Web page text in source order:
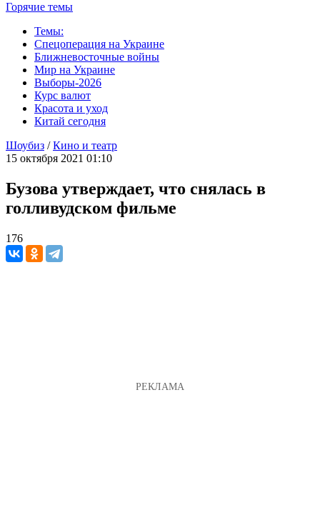
Горячие темы
Темы:
Спецоперация на Украине
Ближневосточные войны
Мир на Украине
Выборы-2026
Курс валют
Красота и уход
Китай сегодня
Шоубиз /Кино и театр
15 октября 2021 01:10
Бузова утверждает, что снялась в
голливудском фильме
176